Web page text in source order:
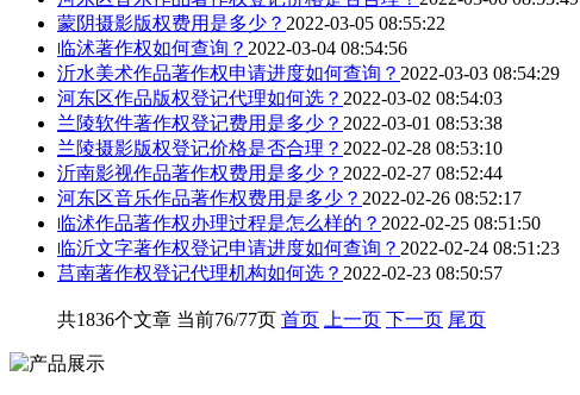
蒙阴摄影版权费用是多少？ 2022-03-05 08:55:22
临沭著作权如何查询？ 2022-03-04 08:54:56
沂水美术作品著作权申请进度如何查询？ 2022-03-03 08:54:29
河东区作品版权登记代理如何选？ 2022-03-02 08:54:03
兰陵软件著作权登记费用是多少？ 2022-03-01 08:53:38
兰陵摄影版权登记价格是否合理？ 2022-02-28 08:53:10
沂南影视作品著作权费用是多少？ 2022-02-27 08:52:44
河东区音乐作品著作权费用是多少？ 2022-02-26 08:52:17
临沭作品著作权办理过程是怎么样的？ 2022-02-25 08:51:50
临沂文字著作权登记申请进度如何查询？ 2022-02-24 08:51:23
莒南著作权登记代理机构如何选？ 2022-02-23 08:50:57
共1836个文章 当前76/77页 首页 上一页 下一页 尾页